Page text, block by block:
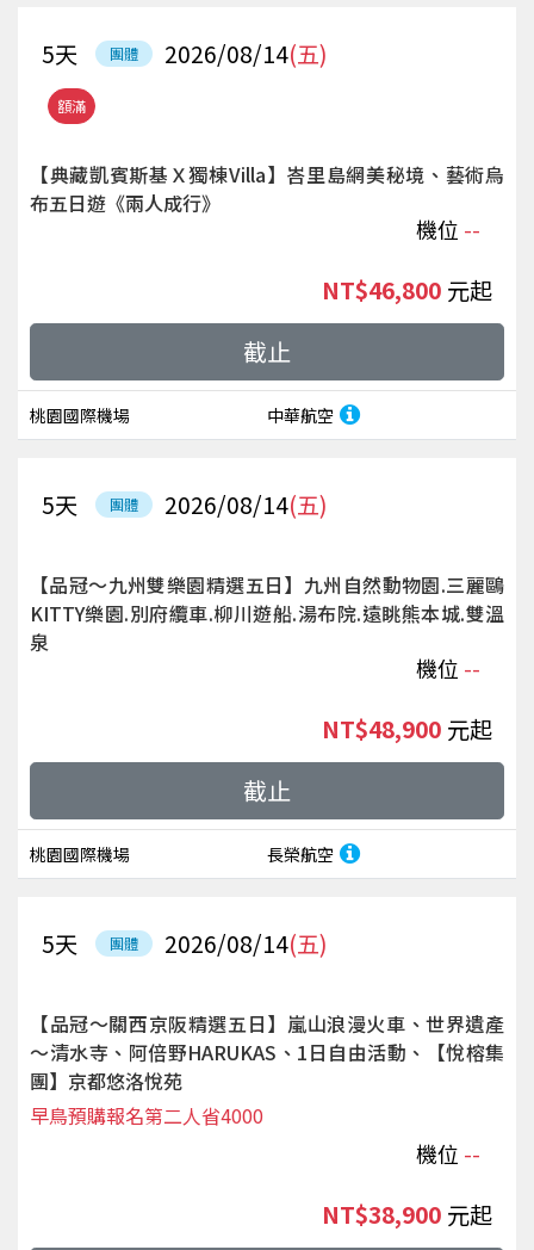
額滿
團體 2026/08/14(五)
5天
【典藏凱賓斯基Ｘ獨棟Villa】峇里島網美秘境、藝術烏
布五日遊《兩人成行》
機位 --
桃園國際機場 中華航空
NT$46,800 起
截止
團體 2026/08/14(五)
5天
【品冠～九州雙樂園精選五日】九州自然動物園.三麗鷗
KITTY樂園.別府纜車.柳川遊船.湯布院.遠眺熊本城.雙溫
泉
機位 --
桃園國際機場 長榮航空
NT$48,900 起
截止
團體 2026/08/14(五)
5天
【品冠～關西京阪精選五日】嵐山浪漫火車、世界遺產
～清水寺、阿倍野HARUKAS、1日自由活動、【悅榕集
團】京都悠洛悅苑
機位 --
早鳥預購報名第二人省4000
NT$38,900 起